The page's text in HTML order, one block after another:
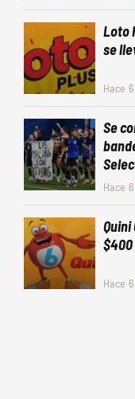
Loto
se
Hace
Se
Hace
Hace